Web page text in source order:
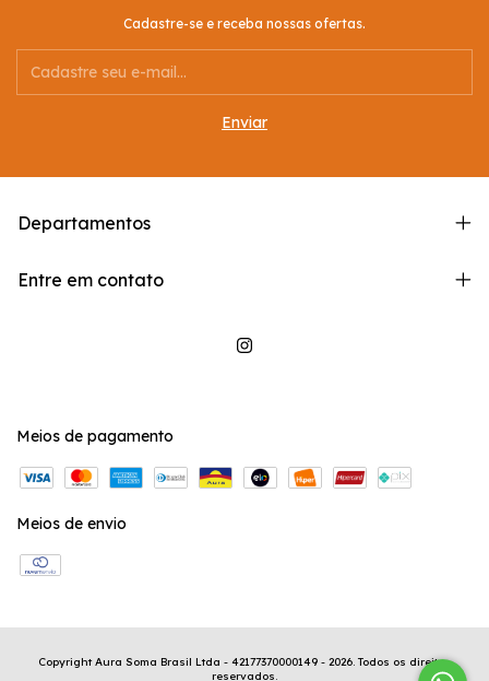
Cadastre-se e receba nossas ofertas.
Departamentos
Entre em contato
Meios de pagamento
Meios de envio
Copyright Aura Soma Brasil Ltda - 42177370000149 - 2026. Todos os direitos
reservados.